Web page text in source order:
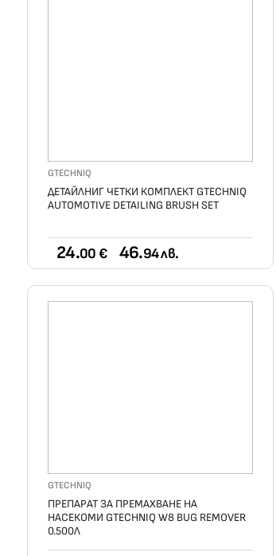
GTECHNIQ
ДЕТАЙЛНИГ ЧЕТКИ КОМПЛЕКТ GTECHNIQ
AUTOMOTIVE DETAILING BRUSH SET
24.00 € 46.94 лв.
GTECHNIQ
ПРЕПАРАТ ЗА ПРЕМАХВАНЕ НА
НАСЕКОМИ GTECHNIQ W8 BUG REMOVER
0.500Л